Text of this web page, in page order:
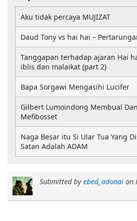
Submitted by ebed_adonai on
Aku tidak percaya MUJIZAT
Daud Tony vs hai hai –
Tanggapan terhadap ajaran Hai
iblis dan malaikat (part 2)
Bapa Sorgawi Mengasihi Lucifer
Gilbert Lumoindong Membual
Mefibosset
Naga Besar itu Si Ular Tua Yang
Satan Adalah ADAM